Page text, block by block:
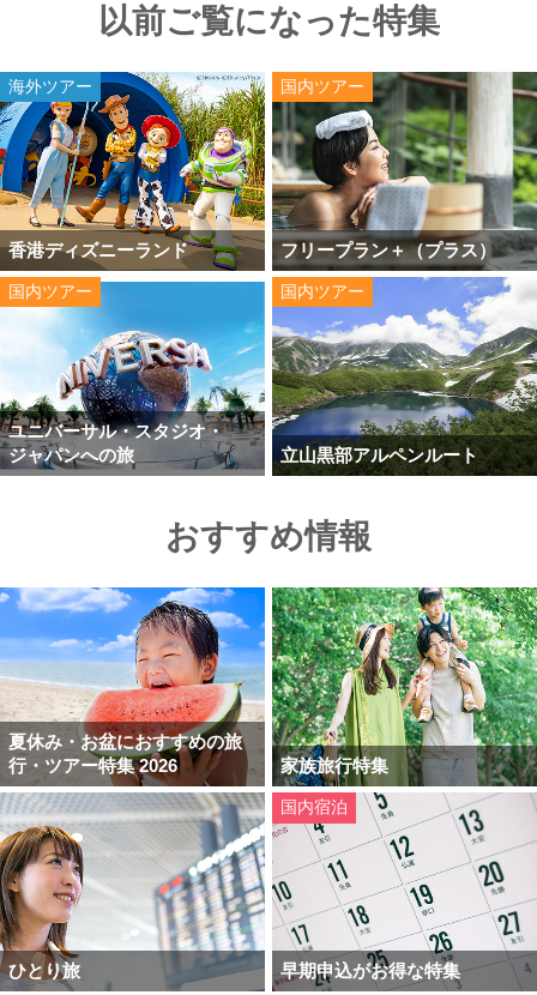
以前ご覧になった特集
海外ツアー
香港ディズニーランド
国内ツアー
フリープラン＋（プラス）
国内ツアー
ユニバーサル・スタジオ・
ジャパンへの旅
国内ツアー
立山黒部アルペンルート
おすすめ情報
夏休み・お盆におすすめの旅
行・ツアー特集 2026
家族旅行特集
ひとり旅
国内宿泊
早期申込がお得な特集